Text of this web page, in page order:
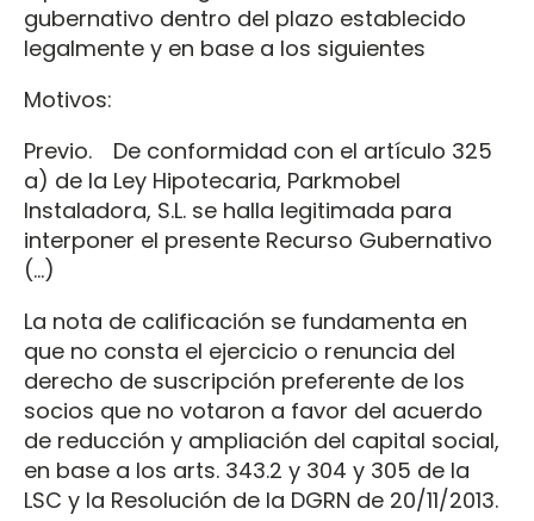
gubernativo dentro del plazo establecido
legalmente y en base a los siguientes
Motivos:
Previo. De conformidad con el artículo 325
a) de la Ley Hipotecaria, Parkmobel
Instaladora, S.L. se halla legitimada para
interponer el presente Recurso Gubernativo
(…)
La nota de calificación se fundamenta en
que no consta el ejercicio o renuncia del
derecho de suscripción preferente de los
socios que no votaron a favor del acuerdo
de reducción y ampliación del capital social,
en base a los arts. 343.2 y 304 y 305 de la
LSC y la Resolución de la DGRN de 20/11/2013.